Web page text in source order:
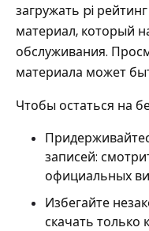
загружать pi
материал, который
обслуживания.
материала может
Чтобы остаться на
записей:
официальных
Избегайте
скачать только